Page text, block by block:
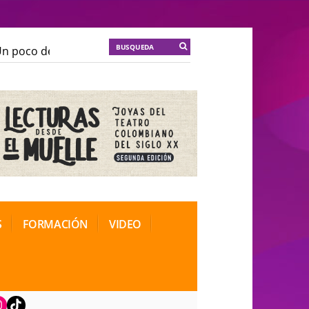
poco de locura para la cordura
de Teatro Rosa
FORMACIÓN VIDEO
TikTok